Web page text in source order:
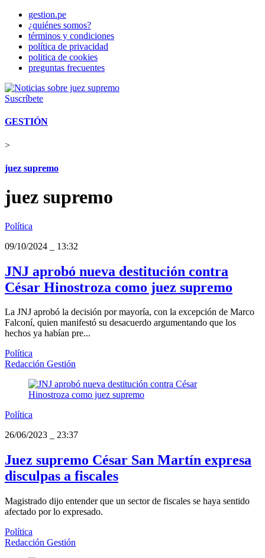
gestion.pe
¿quiénes somos?
términos y condiciones
política de privacidad
politica de cookies
preguntas frecuentes
Suscríbete
GESTIÓN
>
juez supremo
juez supremo
Política
09/10/2024
13:32
JNJ aprobó nueva destitución contra
César Hinostroza como juez supremo
La JNJ aprobó la decisión por mayoría, con la excepción de Marco
Falconí, quien manifestó su desacuerdo argumentando que los
hechos ya habían pre...
Política
Redacción Gestión
Política
26/06/2023
23:37
Juez supremo César San Martín expresa
disculpas a fiscales
Magistrado dijo entender que un sector de fiscales se haya sentido
afectado por lo expresado.
Política
Redacción Gestión